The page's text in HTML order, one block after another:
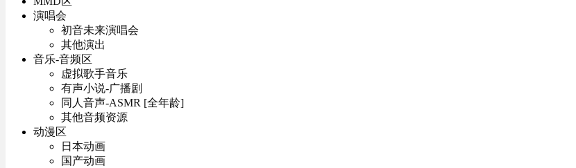
演唱会
初音未来演唱会
其他演出
音乐-音频区
虚拟歌手音乐
有声小说-广播剧
同人音声-ASMR [全年龄]
其他音频资源
动漫区
日本动画
国产动画